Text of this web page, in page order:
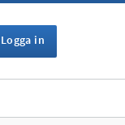
Logga in